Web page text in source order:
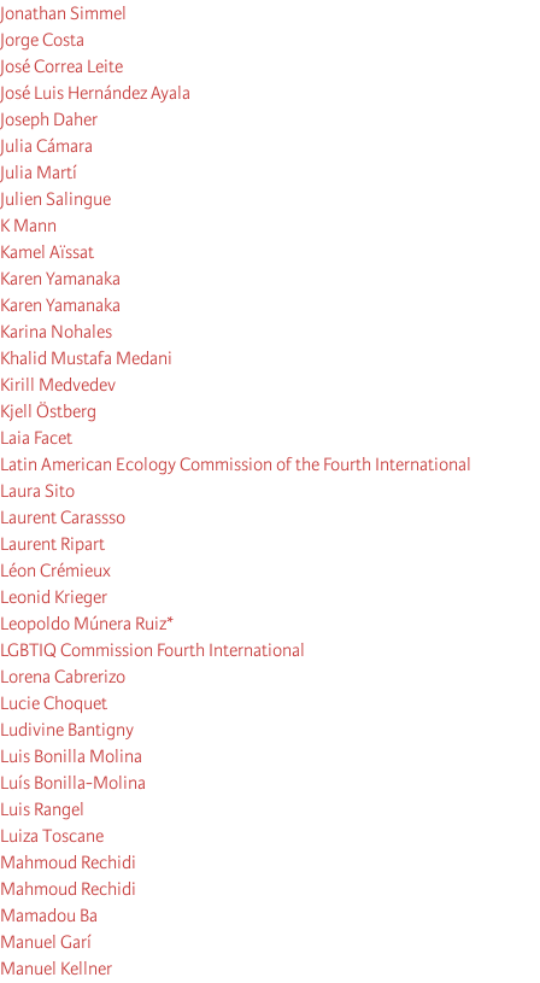
Jonathan Simmel
Jorge Costa
José Correa Leite
José Luis Hernández Ayala
Joseph Daher
Julia Cámara
Julia Martí
Julien Salingue
K Mann
Kamel Aïssat
Karen Yamanaka
Karen Yamanaka
Karina Nohales
Khalid Mustafa Medani
Kirill Medvedev
Kjell Östberg
Laia Facet
Latin American Ecology Commission of the Fourth International
Laura Sito
Laurent Carassso
Laurent Ripart
Léon Crémieux
Leonid Krieger
Leopoldo Múnera Ruiz*
LGBTIQ Commission Fourth International
Lorena Cabrerizo
Lucie Choquet
Ludivine Bantigny
Luis Bonilla Molina
Luís Bonilla-Molina
Luis Rangel
Luiza Toscane
Mahmoud Rechidi
Mahmoud Rechidi
Mamadou Ba
Manuel Garí
Manuel Kellner